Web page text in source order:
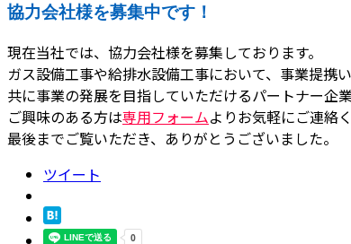
協力会社様を募集中です！
現在当社では、協力会社様を募集しております。
ガス設備工事や給排水設備工事において、事業提携
共に事業の発展を目指していただけるパートナー企
ご興味のある方は専用フォームよりお気軽にご連絡
最後までご覧いただき、ありがとうございました。
ツイート